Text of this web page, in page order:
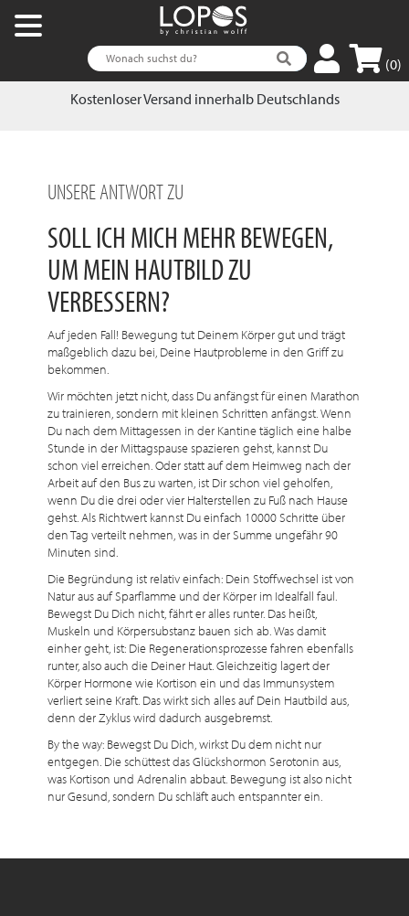
(0)
Kostenloser Versand innerhalb Deutschlands
UNSERE ANTWORT ZU
SOLL ICH MICH MEHR BEWEGEN,
UM MEIN HAUTBILD ZU
VERBESSERN?
Auf jeden Fall! Bewegung tut Deinem Körper gut und trägt
maßgeblich dazu bei, Deine Hautprobleme in den Griff zu
bekommen.
Wir möchten jetzt nicht, dass Du anfängst für einen Marathon
zu trainieren, sondern mit kleinen Schritten anfängst. Wenn
Du nach dem Mittagessen in der Kantine täglich eine halbe
Stunde in der Mittagspause spazieren gehst, kannst Du
schon viel erreichen. Oder statt auf dem Heimweg nach der
Arbeit auf den Bus zu warten, ist Dir schon viel geholfen,
wenn Du die drei oder vier Halterstellen zu Fuß nach Hause
gehst. Als Richtwert kannst Du einfach 10000 Schritte über
den Tag verteilt nehmen, was in der Summe ungefähr 90
Minuten sind.
Die Begründung ist relativ einfach: Dein Stoffwechsel ist von
Natur aus auf Sparflamme und der Körper im Idealfall faul.
Bewegst Du Dich nicht, fährt er alles runter. Das heißt,
Muskeln und Körpersubstanz bauen sich ab. Was damit
einher geht, ist: Die Regenerationsprozesse fahren ebenfalls
runter, also auch die Deiner Haut. Gleichzeitig lagert der
Körper Hormone wie Kortison ein und das Immunsystem
verliert seine Kraft. Das wirkt sich alles auf Dein Hautbild aus,
denn der Zyklus wird dadurch ausgebremst.
By the way: Bewegst Du Dich, wirkst Du dem nicht nur
entgegen. Die schüttest das Glückshormon Serotonin aus,
was Kortison und Adrenalin abbaut. Bewegung ist also nicht
nur Gesund, sondern Du schläft auch entspannter ein.